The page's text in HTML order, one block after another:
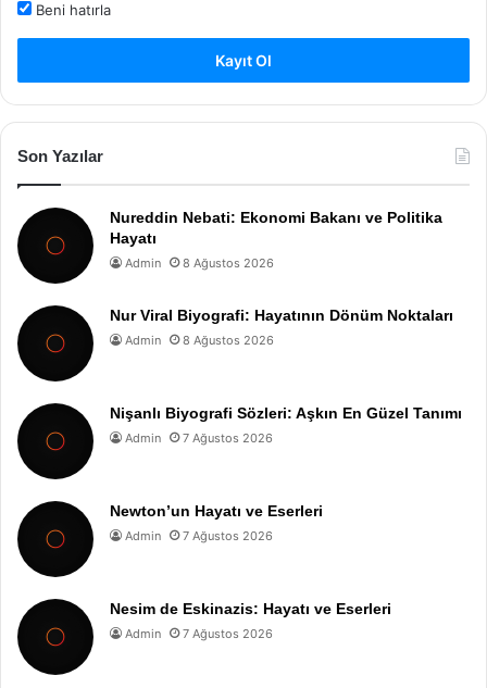
Beni hatırla
Kayıt Ol
Son Yazılar
Nureddin Nebati: Ekonomi Bakanı ve Politika
Hayatı
Admin 8 Ağustos 2026
Nur Viral Biyografi: Hayatının Dönüm Noktaları
Admin 8 Ağustos 2026
Nişanlı Biyografi Sözleri: Aşkın En Güzel Tanımı
Admin 7 Ağustos 2026
Newton’un Hayatı ve Eserleri
Admin 7 Ağustos 2026
Nesim de Eskinazis: Hayatı ve Eserleri
Admin 7 Ağustos 2026